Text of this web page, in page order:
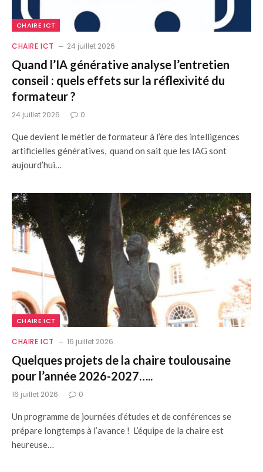
CHAIRE ICT
CHAIRE ICT 24 juillet 2026
Quand l’IA générative analyse l’entretien
conseil : quels effets sur la réflexivité du
formateur ?
24 juillet 2026 0
Que devient le métier de formateur à l’ère des intelligences
artificielles génératives, quand on sait que les IAG sont
aujourd’hui…
CHAIRE ICT
CHAIRE ICT 16 juillet 2026
Quelques projets de la chaire toulousaine
pour l’année 2026-2027…..
16 juillet 2026 0
Un programme de journées d’études et de conférences se
prépare longtemps à l’avance ! L’équipe de la chaire est
heureuse…